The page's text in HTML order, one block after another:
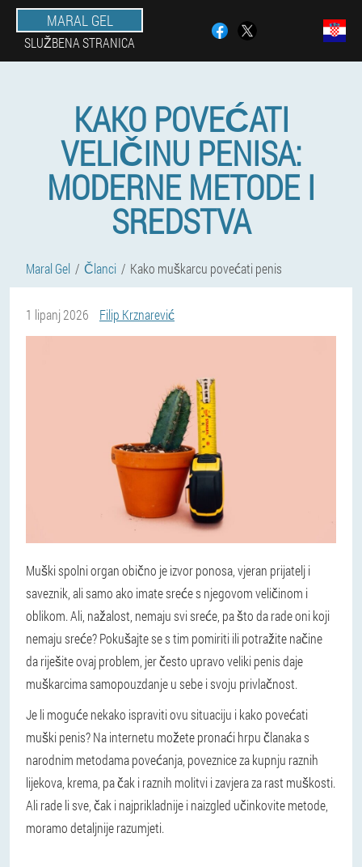
MARAL GEL
SLUŽBENA STRANICA
KAKO POVEĆATI
VELIČINU PENISA:
MODERNE METODE I
SREDSTVA
Maral Gel Članci Kako muškarcu povećati penis
1 lipanj 2026 Filip Krznarević
Muški spolni organ obično je izvor ponosa, vjeran prijatelj i
saveznik, ali samo ako imate sreće s njegovom veličinom i
oblikom. Ali, nažalost, nemaju svi sreće, pa što da rade oni koji
nemaju sreće? Pokušajte se s tim pomiriti ili potražite načine
da riješite ovaj problem, jer često upravo veliki penis daje
muškarcima samopouzdanje u sebe i svoju privlačnost.
Je li moguće nekako ispraviti ovu situaciju i kako povećati
muški penis? Na internetu možete pronaći hrpu članaka s
narodnim metodama povećanja, poveznice za kupnju raznih
lijekova, krema, pa čak i raznih molitvi i zavjera za rast muškosti.
Ali rade li sve, čak i najprikladnije i naizgled učinkovite metode,
moramo detaljnije razumjeti.